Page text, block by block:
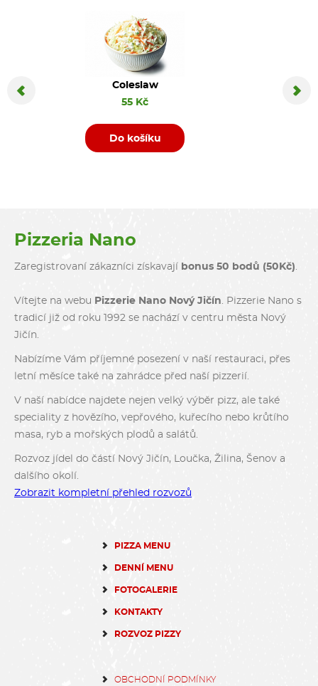
Coleslaw
55 Kč
Do košíku
Coca
Pizzeria Nano
Zaregistrovaní zákazníci získavají bonus 50 bodů (50Kč)
Vítejte na webu Pizzerie Nano Nový Jičín . Pizzerie Nano s
tradicí již od roku 1992 se nachází v centru města Nový
Jičín.
Nabízíme Vám příjemné posezení v naší restauraci, přes
letní měsíce také na zahrádce před naší pizzerií.
V naší nabídce najdete nejen velký výběr pizz, ale také
speciality z hovězího, vepřového, kuřecího nebo krůtího
masa, ryb a mořských plodů a salátů.
Rozvoz jídel do částí Nový Jičín, Loučka, Žilina, Šenov a
dalšího okolí.
Zobrazit kompletní přehled rozvozů
PIZZA MENU
DENNÍ MENU
FOTOGALERIE
KONTAKTY
ROZVOZ PIZZY
OBCHODNÍ PODMÍNKY